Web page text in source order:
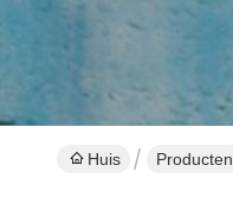
Huis Producten